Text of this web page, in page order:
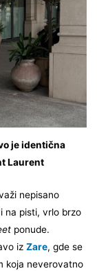
je identična
Laurent
nepisano
na pisti, vrlo brzo
ponude.
iz Zare, gde se
koja neverovatno